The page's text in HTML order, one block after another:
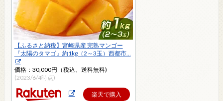
【ふるさと納税】宮崎県産 完熟マンゴー
『太陽のタマゴ』約1kg（2～3玉）西都市…
価格：30,000円（税込、送料無料)
(2023/6/4時点)
楽天で購入